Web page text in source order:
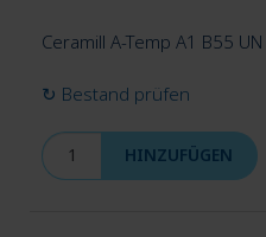
Modellherstellung
Ceramill A-Temp A1 B55 UN
↻ Bestand prüfen
HINZUFÜGEN